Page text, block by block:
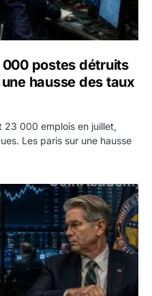
postes détruits
hausse des taux
23 000 emplois en juillet,
Les paris sur une hausse
euros sans prévenir la